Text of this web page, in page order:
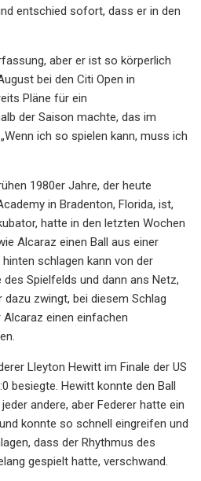
entschied sofort, dass er in den
aber er ist so körperlich
bei den Citi Open in
Pläne für ein
der Saison machte, das im
ich so spielen kann, muss ich
1980er Jahre, der heute
in Bradenton, Florida, ist,
hatte in den letzten Wochen
Alcaraz einen Ball aus einer
schlagen kann von der
des Spielfelds und dann ans Netz,
dazu zwingt, bei diesem Schlag
einen einfachen
Lleyton Hewitt im Finale der US
besiegte. Hewitt konnte den Ball
andere, aber Federer hatte ein
konnte so schnell eingreifen und
dass der Rhythmus des
gespielt hatte, verschwand.